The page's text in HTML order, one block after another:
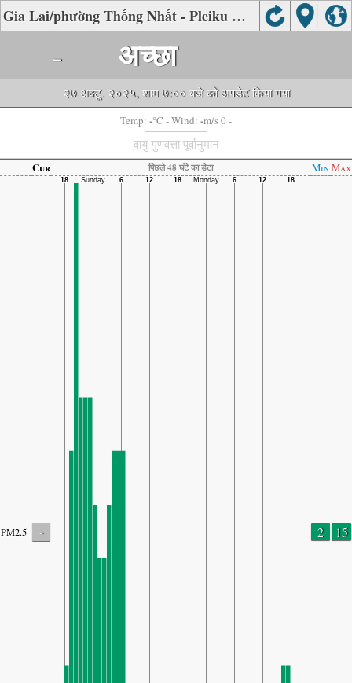
Gia Lai/phường Thống Nhất - Pleiku की वायु गुणवत्ता
- अच्छा
२७ अक्टू. २०२५, शाम ७:०० बजे को अपडेट किया गया
Temp: -°C - Wind: -m/s 0 -
वायु गुणवत्ता पूर्वानुमान
Cur पिछले 48 घंटे का डेटा MinMax
PM2.5 - 2 15